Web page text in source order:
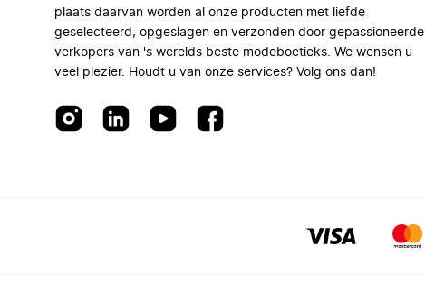
plaats daarvan worden al onze producten met liefde
geselecteerd, opgeslagen en verzonden door gepassioneerde
verkopers van 's werelds beste modeboetieks. We wensen u
veel plezier. Houdt u van onze services? Volg ons dan!